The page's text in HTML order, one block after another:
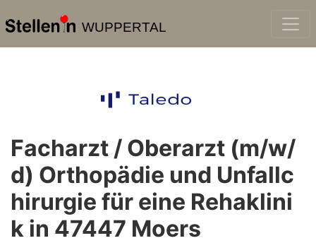
WUPPERTAL
Facharzt / Oberarzt (m/w/
d) Orthopädie und Unfallc
hirurgie für eine Rehaklini
k in 47447 Moers